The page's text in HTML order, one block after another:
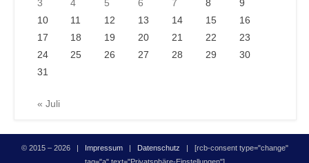
3
4 5 6 7 8
9
10
11 12 13 14 15
16
17
18 19 20 21 22
23
24
25 26 27 28 29
30
31
« Juli
© 2015 – 2026 | Impressum| Datenschutz | [rcb-consent type="change"